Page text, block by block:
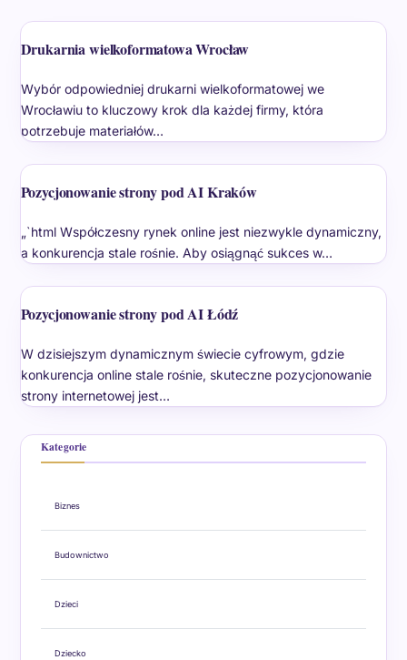
Drukarnia wielkoformatowa Wrocław
Wybór odpowiedniej drukarni wielkoformatowej we
Wrocławiu to kluczowy krok dla każdej firmy, która
potrzebuje materiałów…
Pozycjonowanie strony pod AI Kraków
„`html Współczesny rynek online jest niezwykle dynamiczny,
a konkurencja stale rośnie. Aby osiągnąć sukces w…
Pozycjonowanie strony pod AI Łódź
W dzisiejszym dynamicznym świecie cyfrowym, gdzie
konkurencja online stale rośnie, skuteczne pozycjonowanie
strony internetowej jest…
Kategorie
Biznes
Budownictwo
Dzieci
Dziecko